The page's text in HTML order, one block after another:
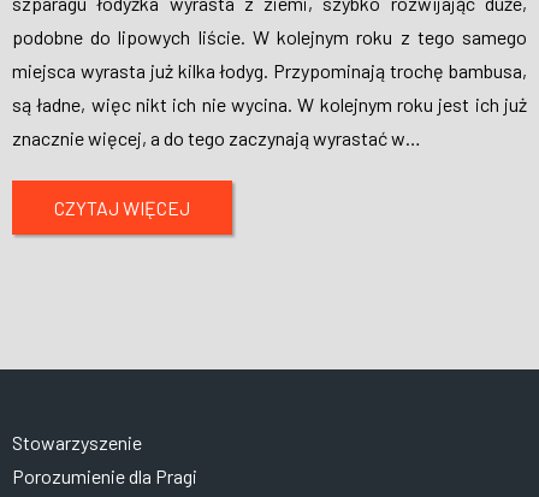
podobne do lipowych liście. W kolejnym roku z tego samego
miejsca wyrasta już kilka łodyg. Przypominają trochę bambusa,
są ładne, więc nikt ich nie wycina. W kolejnym roku jest ich już
znacznie więcej, a do tego zaczynają wyrastać w…
CZYTAJ WIĘCEJ
Stowarzyszenie
Porozumienie dla Pragi